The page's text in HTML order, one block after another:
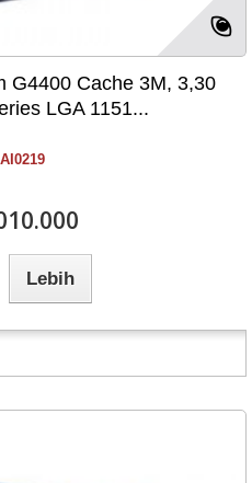
G4400 Cache 3M, 3,30
LGA 1151...
Lebih